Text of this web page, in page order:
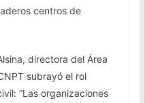
centros de
directora del Área
subrayó el rol
“Las organizaciones